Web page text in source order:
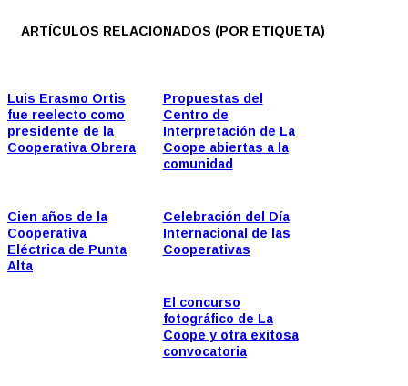
ARTÍCULOS RELACIONADOS (POR ETIQUETA)
Luis Erasmo Ortis
fue reelecto como
presidente de la
Cooperativa Obrera
Propuestas del
Centro de
Interpretación de La
Coope abiertas a la
comunidad
Cien años de la
Cooperativa
Eléctrica de Punta
Alta
Celebración del Día
Internacional de las
Cooperativas
El concurso
fotográfico de La
Coope y otra exitosa
convocatoria